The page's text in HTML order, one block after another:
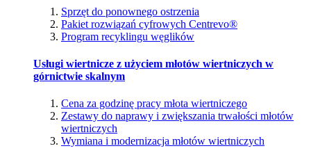
Sprzęt do ponownego ostrzenia
Pakiet rozwiązań cyfrowych Centrevo®
Program recyklingu węglików
Usługi wiertnicze z użyciem młotów wiertniczych w
górnictwie skalnym
Cena za godzinę pracy młota wiertniczego
Zestawy do naprawy i zwiększania trwałości młotów
wiertniczych
Wymiana i modernizacja młotów wiertniczych